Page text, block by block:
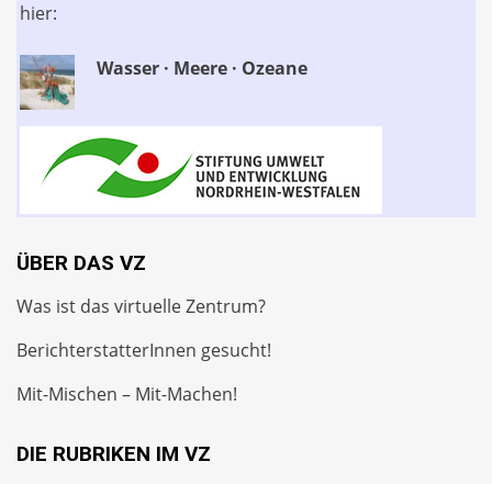
hier:
Wasser · Meere · Ozeane
ÜBER DAS VZ
Was ist das virtuelle Zentrum?
BerichterstatterInnen gesucht!
Mit-Mischen – Mit-Machen!
DIE RUBRIKEN IM VZ